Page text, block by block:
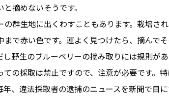
摘めないそうです。
群生地に出くわすこともあります。栽培さ
まで赤い色です。運よく見つけたら、摘んで
し野生のブルーベリーの摘み取りには規則が
ての採取は禁止ですので、注意が必要です。
年、違法採取者の逮捕のニュースを新聞で目